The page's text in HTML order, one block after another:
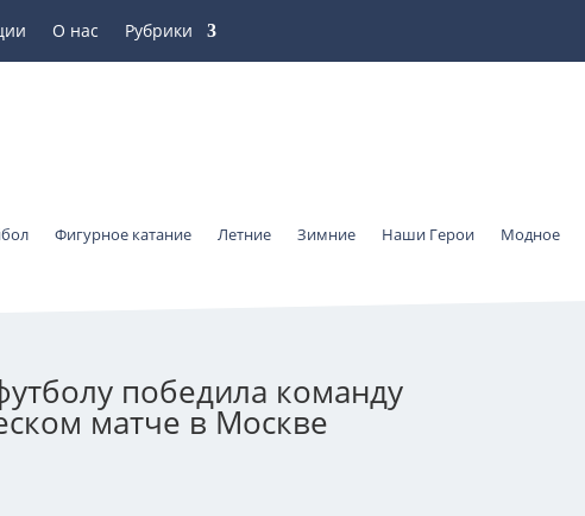
О нас Рубрики
Фигурное катание Летние Зимние Наши Герои Модное
победила команду
матче в Москве